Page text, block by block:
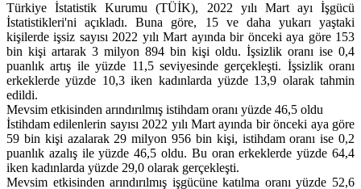
Türkiye İstatistik Kurumu (TÜİK), 2022 yılı Mart ayı İşgücü
İstatistikleri'ni açıkladı. Buna göre, 15 ve daha yukarı yaştaki
kişilerde işsiz sayısı 2022 yılı Mart ayında bir önceki aya göre 153
bin kişi artarak 3 milyon 894 bin kişi oldu. İşsizlik oranı ise 0,4
puanlık artış ile yüzde 11,5 seviyesinde gerçekleşti. İşsizlik oranı
erkeklerde yüzde 10,3 iken kadınlarda yüzde 13,9 olarak tahmin
edildi.
Mevsim etkisinden arındırılmış istihdam oranı yüzde 46,5 oldu
İstihdam edilenlerin sayısı 2022 yılı Mart ayında bir önceki aya göre
59 bin kişi azalarak 29 milyon 956 bin kişi, istihdam oranı ise 0,2
puanlık azalış ile yüzde 46,5 oldu. Bu oran erkeklerde yüzde 64,4
iken kadınlarda yüzde 29,0 olarak gerçekleşti.
Mevsim etkisinden arındırılmış işgücüne katılma oranı yüzde 52,6